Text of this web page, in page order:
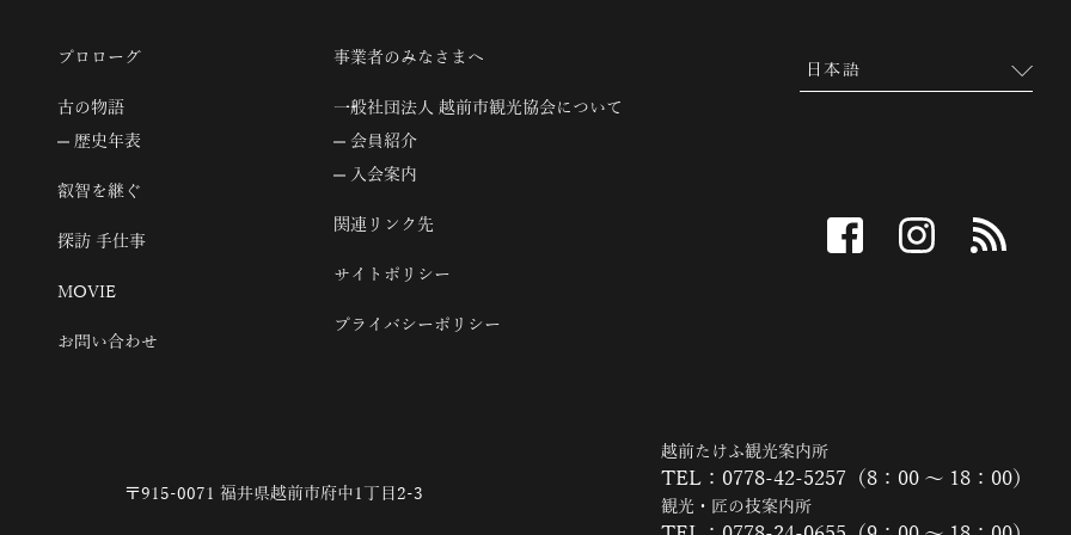
プロローグ
古の物語
歴史年表
叡智を継ぐ
探訪 手仕事
MOVIE
お問い合わせ
事業者のみなさまへ
一般社団法人 越前市観光協会について
会員紹介
入会案内
関連リンク先
サイトポリシー
プライバシーポリシー
facebook instagram
〒915-0071 福井県越前市府中1丁目2-3
越前たけふ観光案内所
TEL：0778-42-5257（8：00 ～ 18：00）
観光・匠の技案内所